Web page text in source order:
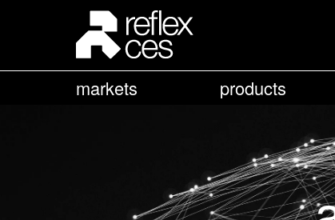
markets products